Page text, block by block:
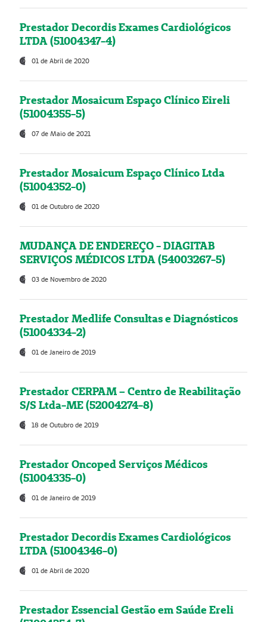
Prestador Decordis Exames Cardiológicos
LTDA (51004347-4)
01 de Abril de 2020
Prestador Mosaicum Espaço Clínico Eireli
(51004355-5)
07 de Maio de 2021
Prestador Mosaicum Espaço Clínico Ltda
(51004352-0)
01 de Outubro de 2020
MUDANÇA DE ENDEREÇO - DIAGITAB
SERVIÇOS MÉDICOS LTDA (54003267-5)
03 de Novembro de 2020
Prestador Medlife Consultas e Diagnósticos
(51004334-2)
01 de Janeiro de 2019
Prestador CERPAM – Centro de Reabilitação
S/S Ltda-ME (52004274-8)
18 de Outubro de 2019
Prestador Oncoped Serviços Médicos
(51004335-0)
01 de Janeiro de 2019
Prestador Decordis Exames Cardiológicos
LTDA (51004346-0)
01 de Abril de 2020
Prestador Essencial Gestão em Saúde Ereli